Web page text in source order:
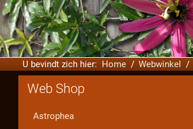
U bevindt zich hier: Home Webwinkel
Web Shop
Astrophea